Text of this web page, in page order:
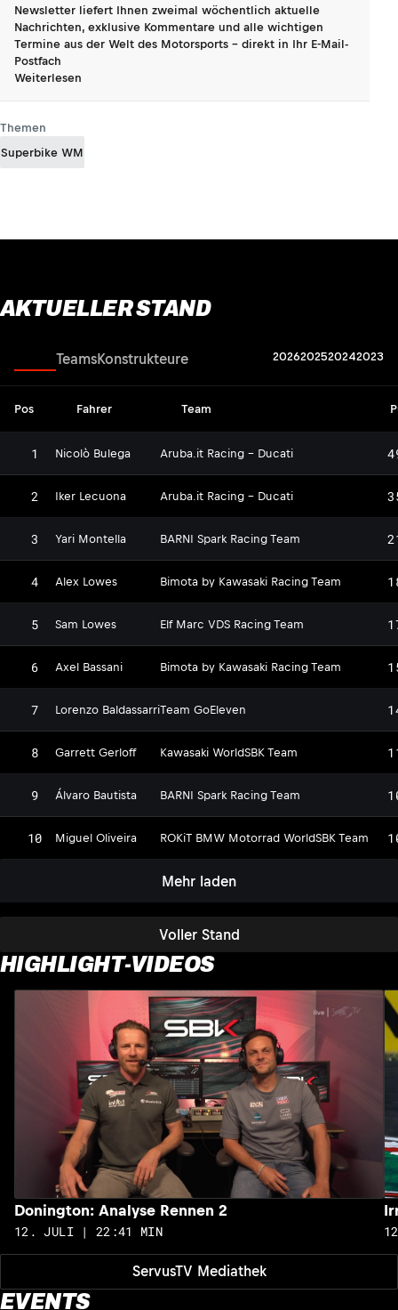
Newsletter liefert Ihnen zweimal wöchentlich aktuelle
Nachrichten, exklusive Kommentare und alle wichtigen
Termine aus der Welt des Motorsports - direkt in Ihr E-Mail-
Postfach
Weiterlesen
Themen
Superbike WM
AKTUELLER STAND
Voller Stand
TeamsKonstrukteure 2026202520242023
Pos Fahrer Team
1 Nicolò Bulega Aruba.it Racing - Ducati
2 Iker Lecuona Aruba.it Racing - Ducati
3 Yari Montella BARNI Spark Racing Team
4 Alex Lowes Bimota by Kawasaki Racing Team
5 Sam Lowes Elf Marc VDS Racing Team
6 Axel Bassani Bimota by Kawasaki Racing Team
7 Lorenzo BaldassarriTeam GoEleven
8 Garrett Gerloff Kawasaki WorldSBK Team
9 Álvaro Bautista BARNI Spark Racing Team
10 Miguel Oliveira ROKiT BMW Motorrad WorldSBK Team
Mehr laden
HIGHLIGHT-VIDEOS
ServusTV Mediathek
Donington: Analyse Rennen 2
12. JULI | 22:41 MIN
EVENTS